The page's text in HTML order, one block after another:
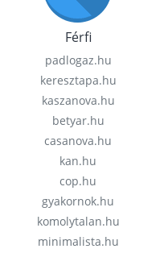
Férfi
padlogaz.hu
keresztapa.hu
kaszanova.hu
betyar.hu
casanova.hu
kan.hu
cop.hu
gyakornok.hu
komolytalan.hu
minimalista.hu